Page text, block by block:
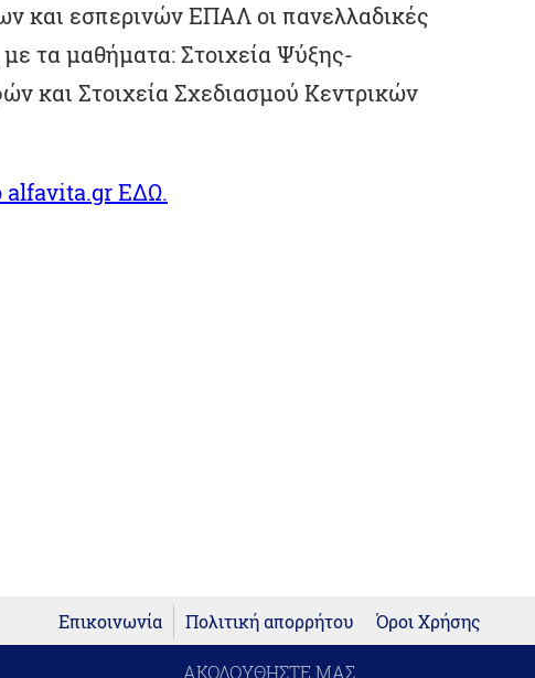
και εσπερινών ΕΠΑΛ οι πανελλαδικές
τα μαθήματα: Στοιχεία Ψύξης-
και Στοιχεία Σχεδιασμού Κεντρικών
alfavita.gr ΕΔΩ.
Επικοινωνία Πολιτική απορρήτου Όροι Χρήσης
ΑΚΟΛΟΥΘΗΣΤΕ ΜΑΣ